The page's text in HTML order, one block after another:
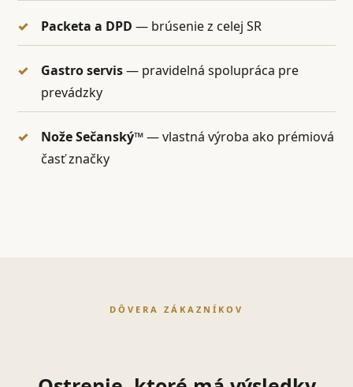
Packeta a DPD — brúsenie z celej SR
Gastro servis— pravidelná spolupráca pre
prevádzky
Nože Sečanský™— vlastná výroba ako prémiová
časť značky
DÔVERA ZÁKAZNÍKOV